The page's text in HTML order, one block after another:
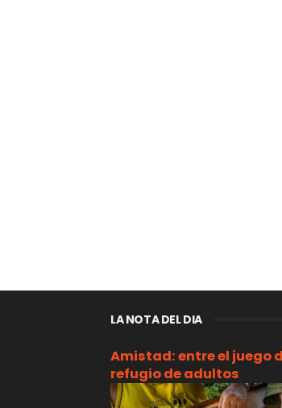
LA NOTA DEL DIA
Amistad: entre el juego
refugio de adultos